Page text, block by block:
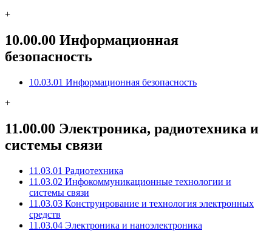
+
10.00.00 Информационная
безопасность
10.03.01 Информационная безопасность
+
11.00.00 Электроника, радиотехника и
системы связи
11.03.01 Радиотехника
11.03.02 Инфокоммуникационные технологии и
системы связи
11.03.03 Конструирование и технология электронных
средств
11.03.04 Электроника и наноэлектроника